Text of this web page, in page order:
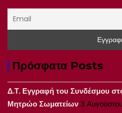
Πρόσφατα Posts
Δ.Τ. Εγγραφή του Συνδέσμου
Μητρώο Σωματείων3